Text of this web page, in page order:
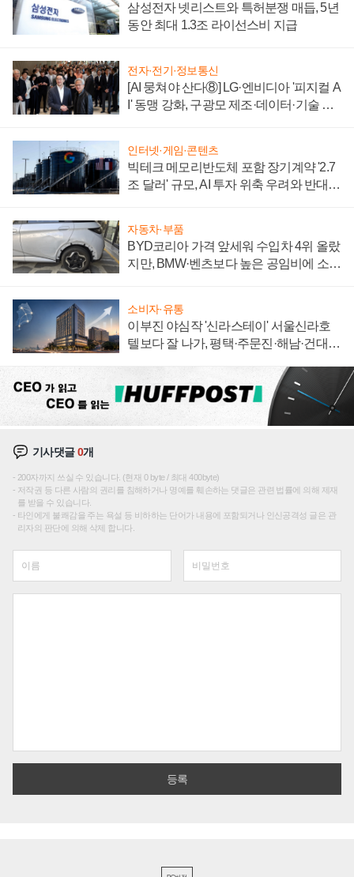
삼성전자 넷리스트와 특허분쟁 매듭, 5년
동안 최대 1.3조 라이선스비 지급
전자·전기·정보통신
[AI 뭉쳐야 산다⑧] LG·엔비디아 '피지컬 A
I' 동맹 강화, 구광모 제조·데이터·기술 결
인터넷·게임·콘텐츠
빅테크 메모리반도체 포함 장기계약 '2.7
조 달러' 규모, AI 투자 위축 우려와 반대
자동차·부품
BYD코리아 가격 앞세워 수입차 4위 올랐
지만, BMW·벤츠보다 높은 공임비에 소비
소비자·유통
이부진 야심작 '신라스테이' 서울신라호
텔보다 잘 나가, 평택·주문진·해남·건대로
기사댓글0개
200자까지 쓰실 수 있습니다. (현재 0 byte / 최대 400byte)
저작권 등 다른 사람의 권리를 침해하거나 명예를 훼손하는 댓글은 관련 법률에 의해 제재
를 받을 수 있습니다.
타인에게 불쾌감을 주는 욕설 등 비하하는 단어가 내용에 포함되거나 인신공격성 글은 관
리자의 판단에 의해 삭제 합니다.